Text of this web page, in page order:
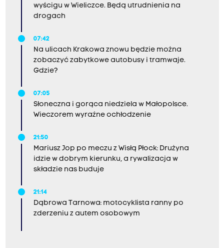
wyścigu w Wieliczce. Będą utrudnienia na
drogach
07:42
Na ulicach Krakowa znowu będzie można
zobaczyć zabytkowe autobusy i tramwaje.
Gdzie?
07:05
Słoneczna i gorąca niedziela w Małopolsce.
Wieczorem wyraźne ochłodzenie
21:50
Mariusz Jop po meczu z Wisłą Płock: Drużyna
idzie w dobrym kierunku, a rywalizacja w
składzie nas buduje
21:14
Dąbrowa Tarnowa: motocyklista ranny po
zderzeniu z autem osobowym